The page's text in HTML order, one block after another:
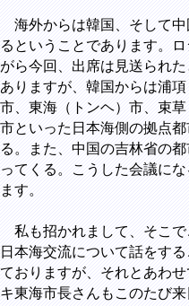
海外からは韓国、そして中
るということであります。
がら今回、出席は見送られ
ありますが、韓国からは浦項
市、東海（トンヘ）市、束草
市といった日本海側の拠点都
る。また、中国の吉林省の
ってくる。こうした会議にな
ます。
私も招かれまして、そこで
日本海交流について話をす
ておりますが、それとあわ
キ東海市長さんもこのたび